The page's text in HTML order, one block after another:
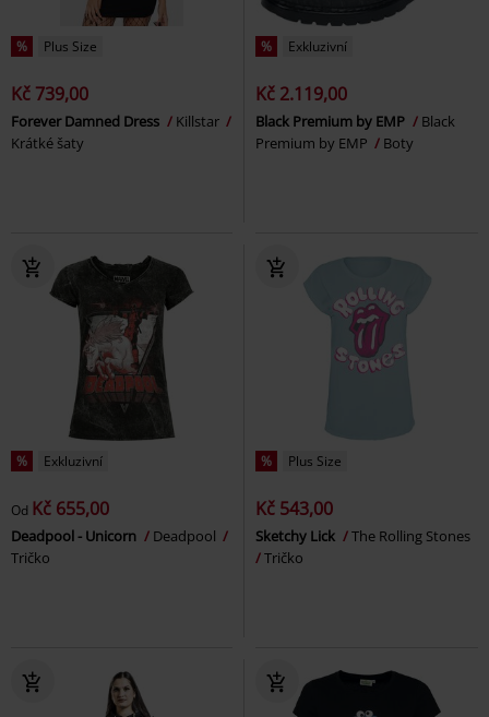
% Plus Size
Kč 739,00
Forever Damned Dress
Killstar
Krátké šaty
% Exkluzivní
Kč 2.119,00
Black Premium by EMP
Black
Premium by EMP
Boty
% Exkluzivní
Od Kč 655,00
Deadpool - Unicorn
Deadpool
Tričko
% Plus Size
Kč 543,00
Sketchy Lick
The Rolling Stones
Tričko